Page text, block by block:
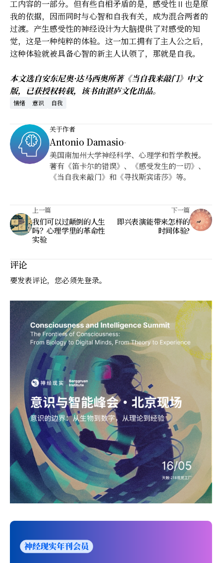
工内容的一部分。但有些自相矛盾的是，感受性Ⅱ也是原
我的依据，因而同时与心智和自我有关，成为混合两者的
过渡。产生感受性的神经设计为大脑提供了对感受的知
觉，这是一种纯粹的体验。这一加工拥有了主人公之后，
这种体验就被具备心智的新主人认领了，那就是自我。
本文选自安东尼奥·达马西奥所著《当自我来敲门》 中文
版，已获授权转载，该书由湛庐文化出品。
情绪 意识 自我
关于作者
Antonio Damasio-
美国南加州大学神经科学、心理学和哲学教授。
著有《笛卡尔的错误》、《感受发生的一切》、
《当自我来敲门》和《寻找斯宾诺莎》等。
上一篇
我们可以过颠倒的人生
吗？心理学里的革命性
实验
下一篇
即兴表演能带来怎样的
时间体验?
评论
要发表评论，您必须先登录。